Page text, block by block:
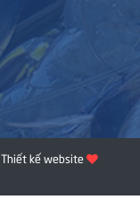
Thiết kế website